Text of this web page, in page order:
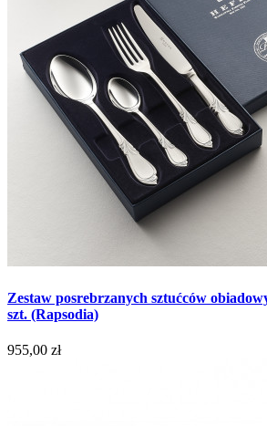
Zestaw posrebrzanych sztućców
szt. (Rapsodia)
955,00 zł